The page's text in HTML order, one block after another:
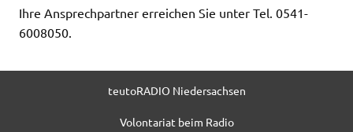
Ihre Ansprechpartner erreichen Sie unter Tel. 0541-
6008050.
teutoRADIO Niedersachsen
Volontariat beim Radio